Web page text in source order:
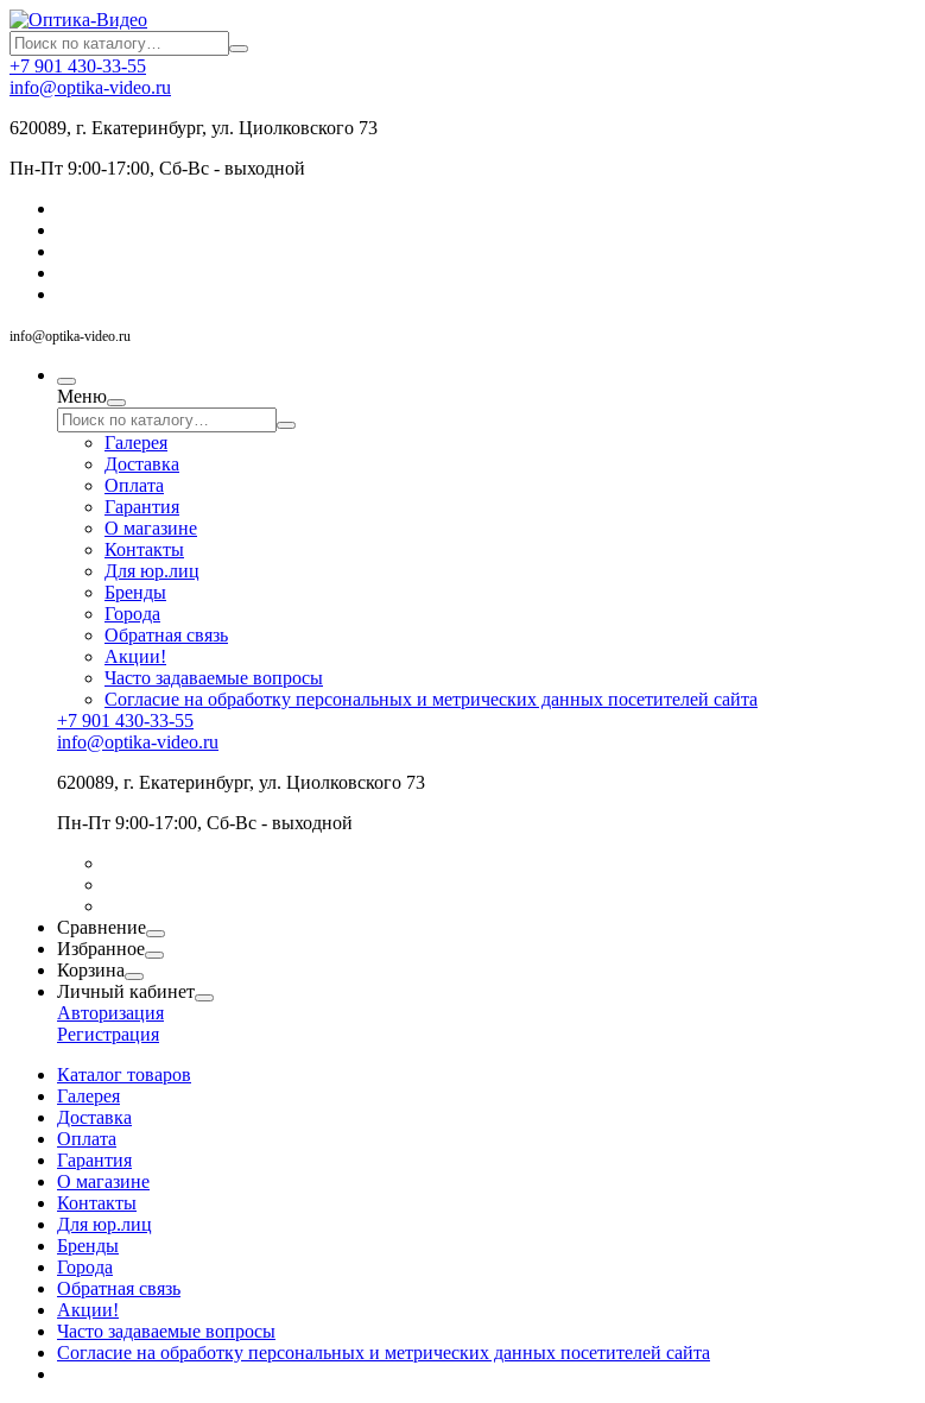
+7 901 430-33-55
info@optika-video.ru
620089, г. Екатеринбург, ул. Циолковского 73
Пн-Пт 9:00-17:00, Сб-Вс - выходной
info@optika-video.ru
Меню
Галерея
Доставка
Оплата
Гарантия
О магазине
Контакты
Для юр.лиц
Бренды
Города
Обратная связь
Акции!
Часто задаваемые вопросы
Согласие на обработку персональных и метрических данных посетителей сайта
+7 901 430-33-55
info@optika-video.ru
620089, г. Екатеринбург, ул. Циолковского 73
Пн-Пт 9:00-17:00, Сб-Вс - выходной
Сравнение
Избранное
Корзина
Личный кабинет
Авторизация
Регистрация
Каталог товаров
Галерея
Доставка
Оплата
Гарантия
О магазине
Контакты
Для юр.лиц
Бренды
Города
Обратная связь
Акции!
Часто задаваемые вопросы
Согласие на обработку персональных и метрических данных посетителей сайта